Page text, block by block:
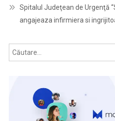
Spitalul Judeţean de Urgenţă
angajeaza infirmiera si